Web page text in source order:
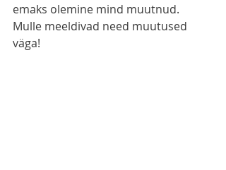
emaks olemine mind muutnud.
Mulle meeldivad need muutused
väga!